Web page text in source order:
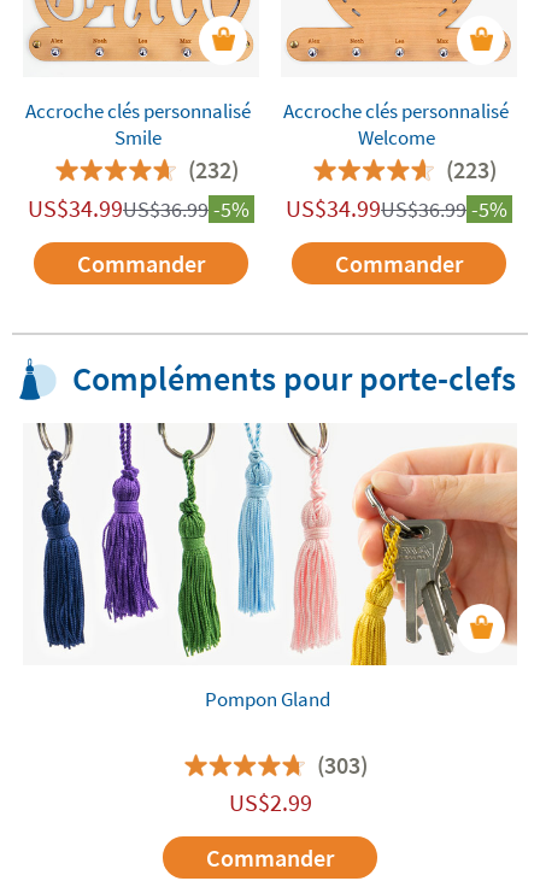
Accroche clés personnalisé
Smile
(232)
US$34.99US$36.99-5%
Commander
Accroche clés personnalisé
Welcome
(223)
US$34.99US$36.99-5%
Commander
Compléments pour porte-clefs
Pompon Gland
(303)
US$2.99
Commander